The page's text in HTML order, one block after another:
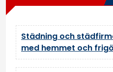
Städning och
med hemmet och